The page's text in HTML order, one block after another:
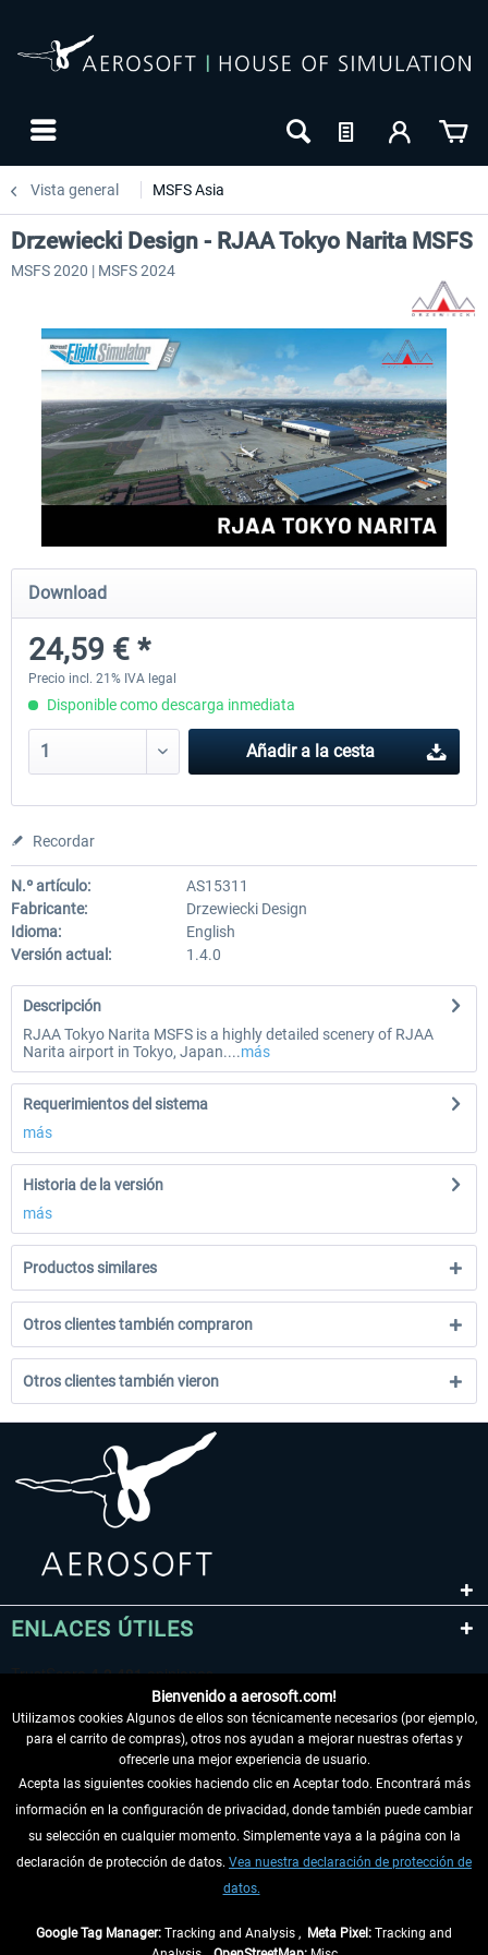
Vista general MSFS Asia
Aerosoft Mt. Everest Airports Vol. 1 -
10,12 € *
Aerosoft Mt. Everest Airports
Drzewiecki Design - RJAA Tokyo Narita MSFS
MSFS 2020 | MSFS 2024
Download
24,59 € *
Precio incl. 21% IVA legal
Disponible como descarga inmediata
Añadir a la cesta
Recordar
N.º artículo:
AS15311
Fabricante:
Drzewiecki Design
Idioma:
English
Versión actual:
1.4.0
Descripción
RJAA Tokyo Narita MSFS is a highly detailed scenery of RJAA
Narita airport in Tokyo, Japan....más
Requerimientos del sistema
más
Historia de la versión
más
Productos similares
Otros clientes también compraron
Otros clientes también vieron
ENLACES ÚTILES
DESISTIR DEL CONTRATO
INFORMACIÓN
Bienvenido a aerosoft.com!
Utilizamos cookies Algunos de ellos son técnicamente necesarios (por ejemplo,
para el carrito de compras), otros nos ayudan a mejorar nuestras ofertas y
ofrecerle una mejor experiencia de usuario.
Acepta las siguientes cookies haciendo clic en Aceptar todo. Encontrará más
información en la configuración de privacidad, donde también puede cambiar
su selección en cualquier momento. Simplemente vaya a la página con la
declaración de protección de datos. Vea nuestra declaración de protección de
datos.
Google Tag Manager: Tracking and Analysis , Meta Pixel: Tracking and